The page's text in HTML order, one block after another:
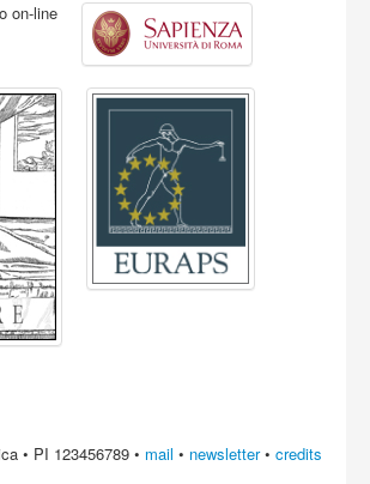
on-line
• PI 123456789 • mail • newsletter• credits